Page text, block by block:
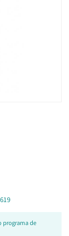
programa de